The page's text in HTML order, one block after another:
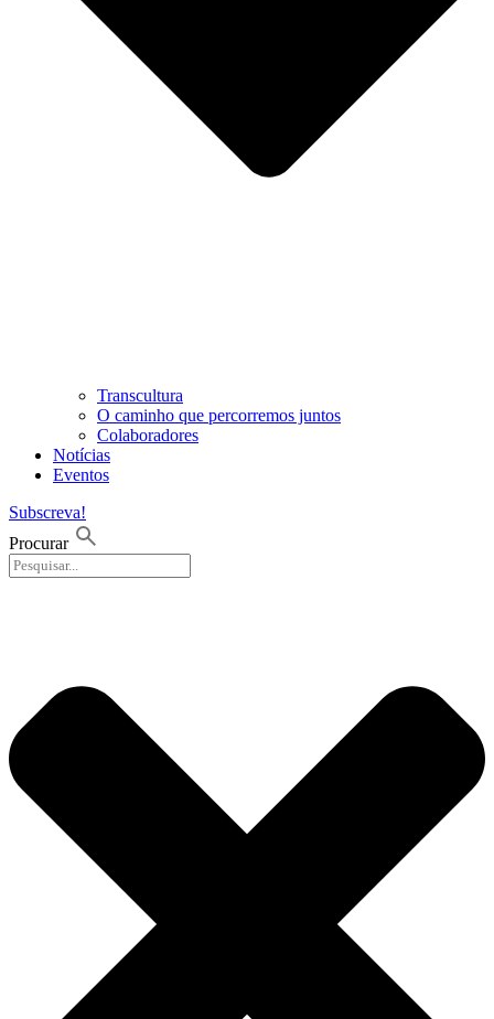
Transcultura
O caminho que percorremos juntos
Colaboradores
Notícias
Eventos
Subscreva!
Procurar